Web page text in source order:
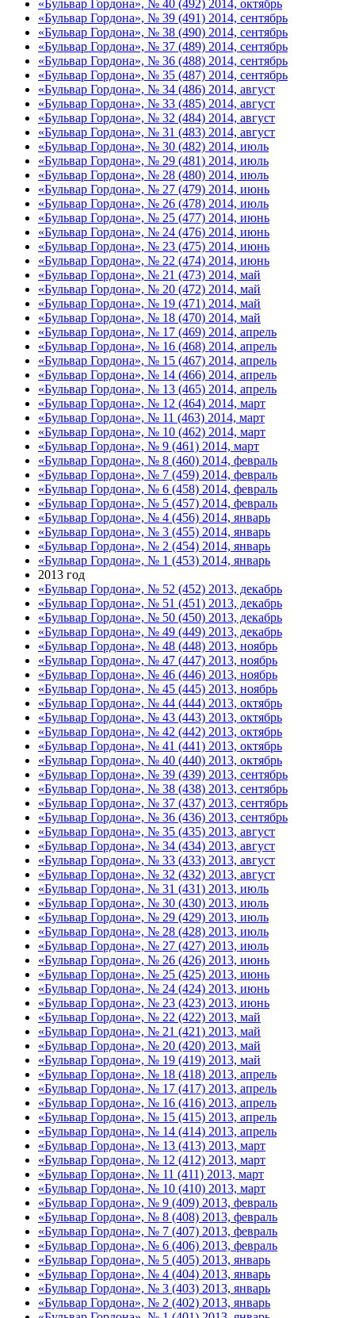
«Бульвар Гордона», № 40 (492) 2014, октябрь
«Бульвар Гордона», № 39 (491) 2014, сентябрь
«Бульвар Гордона», № 38 (490) 2014, сентябрь
«Бульвар Гордона», № 37 (489) 2014, сентябрь
«Бульвар Гордона», № 36 (488) 2014, сентябрь
«Бульвар Гордона», № 35 (487) 2014, сентябрь
«Бульвар Гордона», № 34 (486) 2014, август
«Бульвар Гордона», № 33 (485) 2014, август
«Бульвар Гордона», № 32 (484) 2014, август
«Бульвар Гордона», № 31 (483) 2014, август
«Бульвар Гордона», № 30 (482) 2014, июль
«Бульвар Гордона», № 29 (481) 2014, июль
«Бульвар Гордона», № 28 (480) 2014, июль
«Бульвар Гордона», № 27 (479) 2014, июнь
«Бульвар Гордона», № 26 (478) 2014, июль
«Бульвар Гордона», № 25 (477) 2014, июнь
«Бульвар Гордона», № 24 (476) 2014, июнь
«Бульвар Гордона», № 23 (475) 2014, июнь
«Бульвар Гордона», № 22 (474) 2014, июнь
«Бульвар Гордона», № 21 (473) 2014, май
«Бульвар Гордона», № 20 (472) 2014, май
«Бульвар Гордона», № 19 (471) 2014, май
«Бульвар Гордона», № 18 (470) 2014, май
«Бульвар Гордона», № 17 (469) 2014, апрель
«Бульвар Гордона», № 16 (468) 2014, апрель
«Бульвар Гордона», № 15 (467) 2014, апрель
«Бульвар Гордона», № 14 (466) 2014, апрель
«Бульвар Гордона», № 13 (465) 2014, апрель
«Бульвар Гордона», № 12 (464) 2014, март
«Бульвар Гордона», № 11 (463) 2014, март
«Бульвар Гордона», № 10 (462) 2014, март
«Бульвар Гордона», № 9 (461) 2014, март
«Бульвар Гордона», № 8 (460) 2014, февраль
«Бульвар Гордона», № 7 (459) 2014, февраль
«Бульвар Гордона», № 6 (458) 2014, февраль
«Бульвар Гордона», № 5 (457) 2014, февраль
«Бульвар Гордона», № 4 (456) 2014, январь
«Бульвар Гордона», № 3 (455) 2014, январь
«Бульвар Гордона», № 2 (454) 2014, январь
«Бульвар Гордона», № 1 (453) 2014, январь
2013 год
«Бульвар Гордона», № 52 (452) 2013, декабрь
«Бульвар Гордона», № 51 (451) 2013, декабрь
«Бульвар Гордона», № 50 (450) 2013, декабрь
«Бульвар Гордона», № 49 (449) 2013, декабрь
«Бульвар Гордона», № 48 (448) 2013, ноябрь
«Бульвар Гордона», № 47 (447) 2013, ноябрь
«Бульвар Гордона», № 46 (446) 2013, ноябрь
«Бульвар Гордона», № 45 (445) 2013, ноябрь
«Бульвар Гордона», № 44 (444) 2013, октябрь
«Бульвар Гордона», № 43 (443) 2013, октябрь
«Бульвар Гордона», № 42 (442) 2013, октябрь
«Бульвар Гордона», № 41 (441) 2013, октябрь
«Бульвар Гордона», № 40 (440) 2013, октябрь
«Бульвар Гордона», № 39 (439) 2013, сентябрь
«Бульвар Гордона», № 38 (438) 2013, сентябрь
«Бульвар Гордона», № 37 (437) 2013, сентябрь
«Бульвар Гордона», № 36 (436) 2013, сентябрь
«Бульвар Гордона», № 35 (435) 2013, август
«Бульвар Гордона», № 34 (434) 2013, август
«Бульвар Гордона», № 33 (433) 2013, август
«Бульвар Гордона», № 32 (432) 2013, август
«Бульвар Гордона», № 31 (431) 2013, июль
«Бульвар Гордона», № 30 (430) 2013, июль
«Бульвар Гордона», № 29 (429) 2013, июль
«Бульвар Гордона», № 28 (428) 2013, июль
«Бульвар Гордона», № 27 (427) 2013, июль
«Бульвар Гордона», № 26 (426) 2013, июнь
«Бульвар Гордона», № 25 (425) 2013, июнь
«Бульвар Гордона», № 24 (424) 2013, июнь
«Бульвар Гордона», № 23 (423) 2013, июнь
«Бульвар Гордона», № 22 (422) 2013, май
«Бульвар Гордона», № 21 (421) 2013, май
«Бульвар Гордона», № 20 (420) 2013, май
«Бульвар Гордона», № 19 (419) 2013, май
«Бульвар Гордона», № 18 (418) 2013, апрель
«Бульвар Гордона», № 17 (417) 2013, апрель
«Бульвар Гордона», № 16 (416) 2013, апрель
«Бульвар Гордона», № 15 (415) 2013, апрель
«Бульвар Гордона», № 14 (414) 2013, апрель
«Бульвар Гордона», № 13 (413) 2013, март
«Бульвар Гордона», № 12 (412) 2013, март
«Бульвар Гордона», № 11 (411) 2013, март
«Бульвар Гордона», № 10 (410) 2013, март
«Бульвар Гордона», № 9 (409) 2013, февраль
«Бульвар Гордона», № 8 (408) 2013, февраль
«Бульвар Гордона», № 7 (407) 2013, февраль
«Бульвар Гордона», № 6 (406) 2013, февраль
«Бульвар Гордона», № 5 (405) 2013, январь
«Бульвар Гордона», № 4 (404) 2013, январь
«Бульвар Гордона», № 3 (403) 2013, январь
«Бульвар Гордона», № 2 (402) 2013, январь